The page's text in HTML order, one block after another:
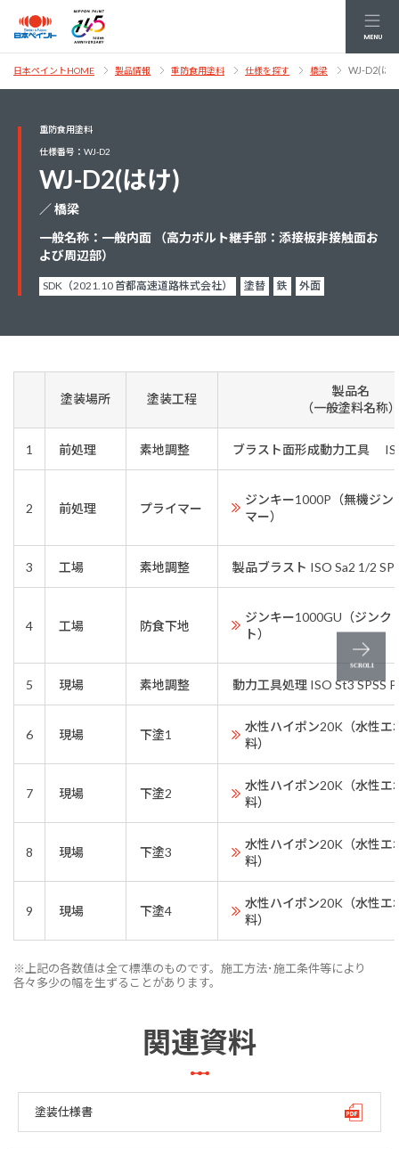
MENU
日本ペイントHOME 製品情報 重防食用塗料 仕様を探す 橋梁 WJ-D2(は
重防食用塗料
仕様番号：WJ-D2
WJ-D2(はけ)
／ 橋梁
一般名称：一般内面 （高力ボルト継手部：添接板非接触面お
よび周辺部）
SDK（2021.10 首都高速道路株式会社） 塗替 鉄 外面
塗装場所 塗装工程
製品名
（一般塗料名称
1 前処理 素地調整 ブラスト面形成動力工具
2 前処理 プライマー
ジンキー1000P（無機ジン
マー）
3 工場 素地調整 製品ブラスト ISO Sa2 1/2
4 工場 防食下地
ジンキー1000GU（ジンク
ト）
5 現場 素地調整 動力工具処理 ISO St3 SPSS
6 現場 下塗1
水性ハイポン20K（水性エ
料）
7 現場 下塗2
水性ハイポン20K（水性エ
料）
8 現場 下塗3
水性ハイポン20K（水性エ
料）
9 現場 下塗4
水性ハイポン20K（水性エ
料）
※上記の各数値は全て標準のものです。施工方法･施工条件等により
各々多少の幅を生ずることがあります。
関連資料
塗装仕様書